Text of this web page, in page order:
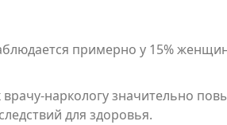
примерно у 15%
наркологу значительно
для здоровья.